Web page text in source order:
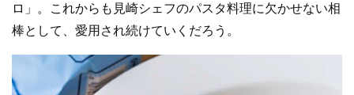
ロ」。これからも見崎シェフのパスタ料理に欠かせない相
棒として、愛用され続けていくだろう。